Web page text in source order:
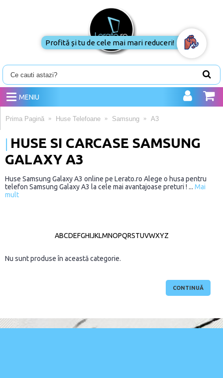
MENIU
Prima Pagină Huse Telefoane Samsung A3
HUSE SI CARCASE SAMSUNG
GALAXY A3
Huse Samsung Galaxy A3 online pe Lerato.ro Alege o husa pentru
telefon Samsung Galaxy A3 la cele mai avantajoase preturi ! ... Mai
mult
ABCDEFGHIJKLMNOPQRSTUVWXYZ
Nu sunt produse în această categorie.
CONTINUĂ
Profită și tu de cele mai mari reduceri!